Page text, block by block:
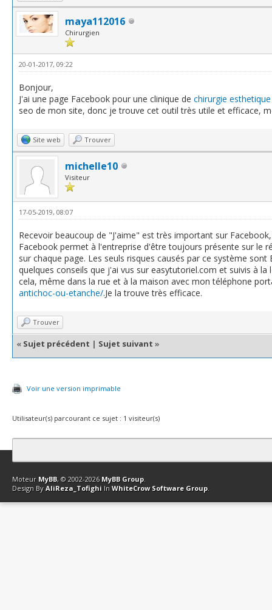
maya112016
Chirurgien
20-01-2017, 09:22
Bonjour,
J'ai une page Facebook pour une clinique de chirurgie
seo de mon site, donc je trouve cet outil très utile et efficace,
Site web Trouver
michelle10
Visiteur
17-05-2019, 08:07
Recevoir beaucoup de "J'aime" est très important sur
Facebook permet à l'entreprise d'être toujours présente sur le
sur chaque page. Les seuls risques causés par ce système
quelques conseils que j'ai vus sur easytutoriel.com et suivis à
cela, même dans la rue et à la maison avec mon téléphone
antichoc-ou-etanche/.Je la trouve très efficace.
Trouver
« Sujet précédent | Sujet suivant »
Voir une version imprimable
Utilisateur(s) parcourant ce sujet : 1 visiteur(s)
Contact Club Affiliation Retourner en haut Version bas-débit
Moteur MyBB, © 2002-2026 MyBB Group.
Design By AliReza_Tofighi In WhiteCrow Software Group.